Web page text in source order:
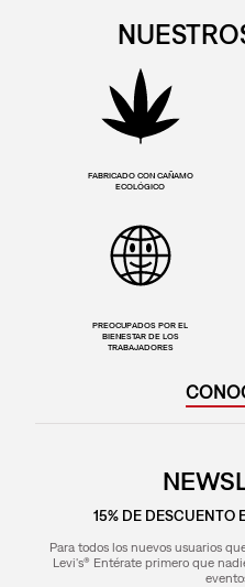
FABRICADO CON CAÑAMO
ECOLÓGICO
PREOCUPADOS POR EL
BIENESTAR DE LOS
TRABAJADORES
15% DE DESCUENTO
Para todos los nuevos usuarios
Levi's® Entérate primero que